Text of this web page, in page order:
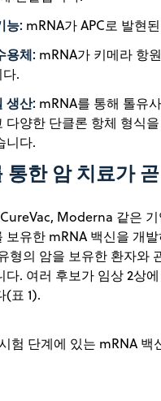
능: mRNA가 APC로 발현
용체: mRNA가 키메라 항
.
생산: mRNA를 통해 톨유
다양한 단클론 항체 형식
니다.
통한 암 치료가
Moderna 같은
보유한 mRNA 백신을 개
형의 암을 보유한 환자와
다. 여러 후보가 임상 2상
(표 1).
험 단계에 있는 mRNA 백